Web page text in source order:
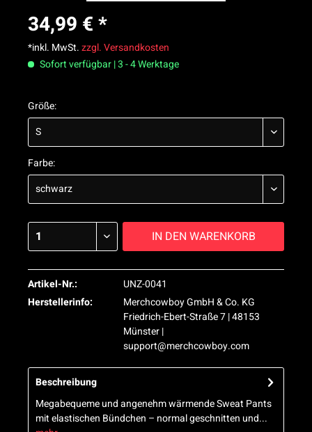
34,99 € *
*inkl. MwSt.zzgl. Versandkosten
Sofort verfügbar | 3 - 4 Werktage
Größe:
Farbe:
IN DEN WARENKORB
Artikel-Nr.:
UNZ-0041
Herstellerinfo:
Merchcowboy GmbH & Co. KG
Friedrich-Ebert-Straße 7 | 48153
Münster |
support@merchcowboy.com
Beschreibung
Megabequeme und angenehm wärmende Sweat Pants
mit elastischen Bündchen – normal geschnitten und...